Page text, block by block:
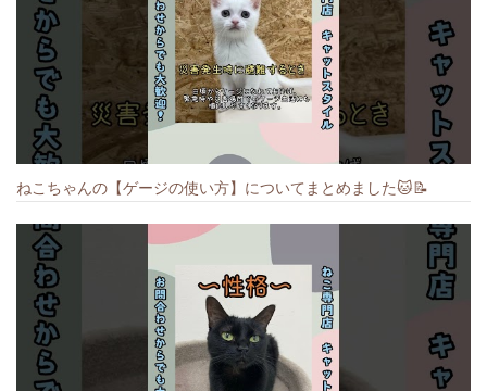
ねこちゃんの【ゲージの使い方】についてまとめました️🐱📝